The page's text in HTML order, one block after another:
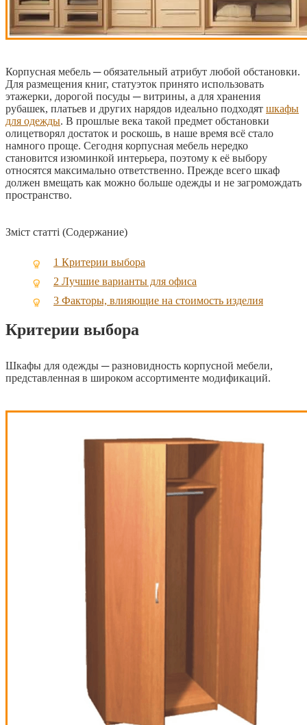
Корпусная мебель ─ обязательный атрибут любой обстановки.
Для размещения книг, статуэток принято использовать
этажерки, дорогой посуды ─ витрины, а для хранения
рубашек, платьев и других нарядов идеально подходят шкафы
для одежды. В прошлые века такой предмет обстановки
олицетворял достаток и роскошь, в наше время всё стало
намного проще. Сегодня корпусная мебель нередко
становится изюминкой интерьера, поэтому к её выбору
относятся максимально ответственно. Прежде всего шкаф
должен вмещать как можно больше одежды и не загромождать
пространство.
Зміст статті (Содержание)
1 Критерии выбора
2 Лучшие варианты для офиса
3 Факторы, влияющие на стоимость изделия
Критерии выбора
Шкафы для одежды ─ разновидность корпусной мебели,
представленная в широком ассортименте модификаций.